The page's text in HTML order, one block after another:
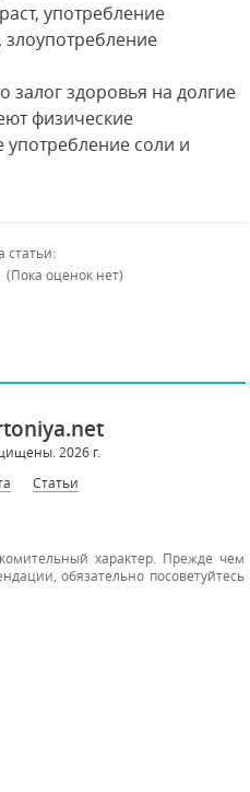
употребление
залог здоровья на долгие
физические
соли и
статьи:
(Пока оценок нет)
2026 г.
Статьи
характер. Прежде чем
обязательно посоветуйтесь